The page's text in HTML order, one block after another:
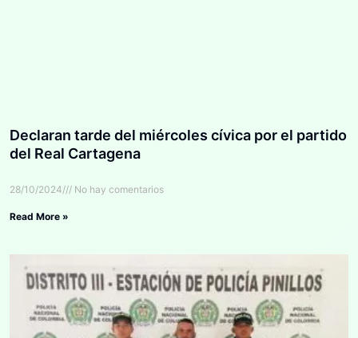
Declaran tarde del miércoles cívica por el partido
del Real Cartagena
28/10/2024 No hay comentarios
Read More »